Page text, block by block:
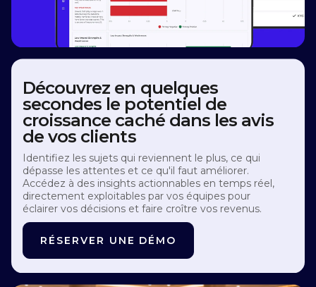
Découvrez en quelques
secondes le potentiel de
croissance caché dans les avis
de vos clients
Identifiez les sujets qui reviennent le plus, ce qui
dépasse les attentes et ce qu'il faut améliorer.
Accédez à des insights actionnables en temps réel,
directement exploitables par vos équipes pour
éclairer vos décisions et faire croître vos revenus.
RÉSERVER UNE DÉMO